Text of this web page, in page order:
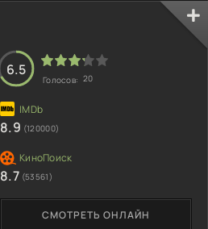
СМОТРЕТЬ ОНЛАЙН
6.5
Голосов: 20
8.9 (120000)
8.7 (53561)